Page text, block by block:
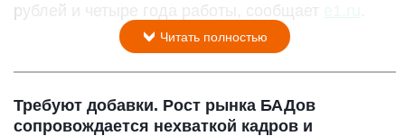
рублей и четыре года работы, сообщает
e1.ru
Читать полностью
Требуют добавки. Рост рынка БАДов
сопровождается нехваткой кадров и